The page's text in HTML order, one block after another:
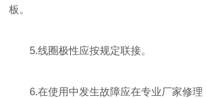
板。
5.线圈极性应按规定联接。
6.在使用中发生故障应在专业厂家修理